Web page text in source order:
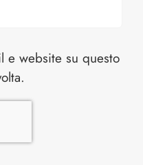
e website su questo